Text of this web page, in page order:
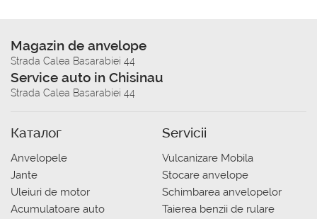
Magazin de anvelope
Strada Calea Basarabiei 44
Service auto in Chisinau
Strada Calea Basarabiei 44
Каталог
Anvelopele
Jante
Uleiuri de motor
Acumulatoare auto
Servicii
Vulcanizare Mobila
Stocare anvelope
Schimbarea anvelopelor
Taierea benzii de rulare